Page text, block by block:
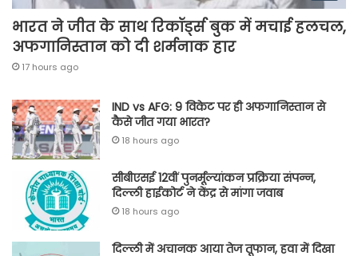
भारत ने जीत के साथ रिकॉर्ड्स बुक में मचाई हलचल,
अफगानिस्तान को दी शर्मनाक हार
17 hours ago
IND vs AFG: 9 विकेट पर ही अफगानिस्तान से
कैसे जीत गया भारत?
18 hours ago
सीबीएसई 12वीं पुनर्मूल्यांकन प्रक्रिया संपन्न,
दिल्ली हाईकोर्ट ने केंद्र से मांगा जवाब
18 hours ago
दिल्ली में अचानक आया तेज तूफान, हवा में दिखा